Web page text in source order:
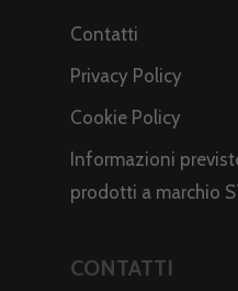
Contatti
Privacy Policy
Cookie Policy
Informazioni
prodotti a marchio
CONTATTI